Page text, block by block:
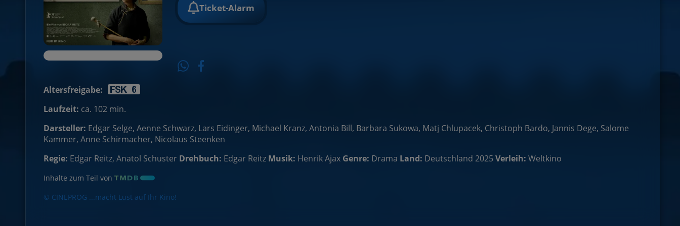
Ticket-Alarm
Altersfreigabe:
Laufzeit: ca. 102 min.
Darsteller: Edgar Selge, Aenne Schwarz, Lars Eidinger, Michael Kranz, Antonia Bill, Barbara Sukowa, Matj Chlupacek, Christoph Bardo, Jannis Dege, Salome
Kammer, Anne Schirmacher, Nicolaus Steenken
Regie: Edgar Reitz, Anatol Schuster Drehbuch: Edgar Reitz Musik: Henrik Ajax Genre: Drama Land: Deutschland 2025Verleih: Weltkino
Inhalte zum Teil von
© CINEPROG ...macht Lust auf Ihr Kino!